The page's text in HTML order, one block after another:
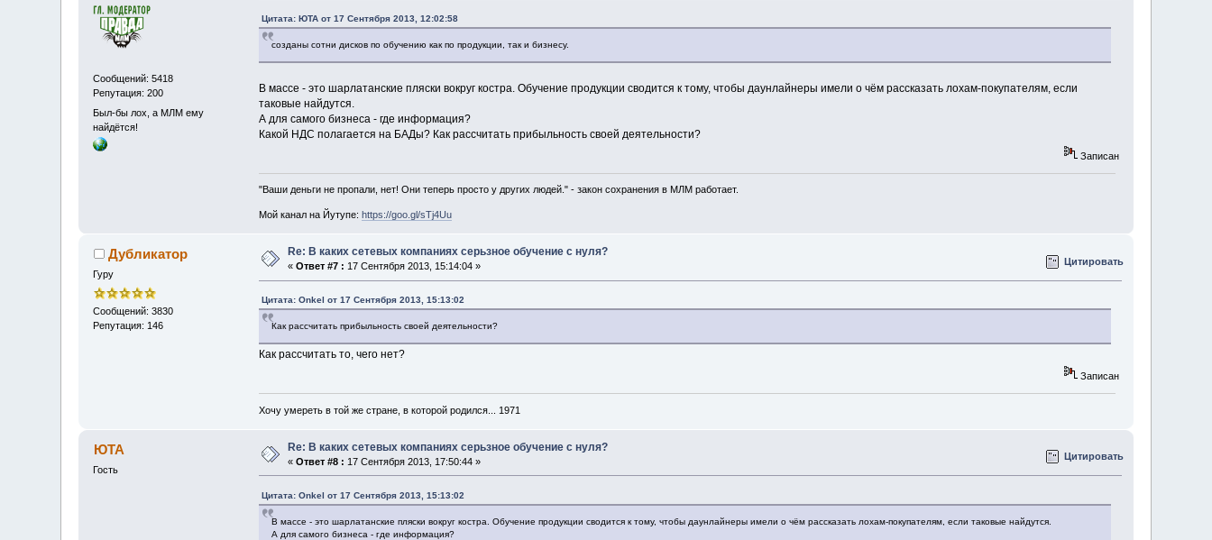
Сообщений: 5418
Репутация: 200
Был-бы лох, а МЛМ ему
найдётся!
Цитата: ЮТА от 17 Сентября 2013, 12:02:58
созданы сотни дисков по обучению как по продукции, так и бизнесу.
В массе - это шарлатанские пляски вокруг костра. Обучение продукции сводится к тому, чтобы даунлайнеры имели о чём рассказать лохам-покупателям, если
таковые найдутся.
А для самого бизнеса - где информация?
Какой НДС полагается на БАДы? Как рассчитать прибыльность своей деятельности?
Записан
"Ваши деньги не пропали, нет! Они теперь просто у других людей." - закон сохранения в МЛМ работает.
Мой канал на Йутупе: https://goo.gl/sTj4Uu
Дубликатор
Гуру
Сообщений: 3830
Репутация: 146
Re: В каких сетевых компаниях серьзное обучение с нуля?
«Ответ #7 : 17 Сентября 2013, 15:14:04 » Цитировать
Цитата: Onkel от 17 Сентября 2013, 15:13:02
Как рассчитать прибыльность своей деятельности?
Как рассчитать то, чего нет?
Записан
Хочу умереть в той же стране, в которой родился... 1971
ЮТА
Гость
Re: В каких сетевых компаниях серьзное обучение с нуля?
«Ответ #8 : 17 Сентября 2013, 17:50:44 » Цитировать
Цитата: Onkel от 17 Сентября 2013, 15:13:02
В массе - это шарлатанские пляски вокруг костра. Обучение продукции сводится к тому, чтобы даунлайнеры имели о чём рассказать лохам-покупателям, если таковые найдутся.
А для самого бизнеса - где информация?